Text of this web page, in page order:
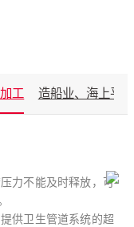
工 造船业、海上平
力不能及时释放，可
供卫生管道系统的超